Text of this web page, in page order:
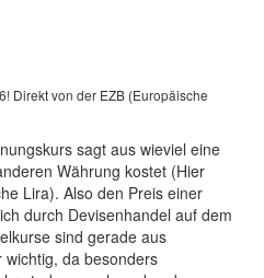
Direkt von der EZB (Europäische
sagt aus wieviel eine
Währung kostet (Hier
Lira). Also den Preis einer
durch Devisenhandel auf dem
sind gerade aus
wichtig, da besonders